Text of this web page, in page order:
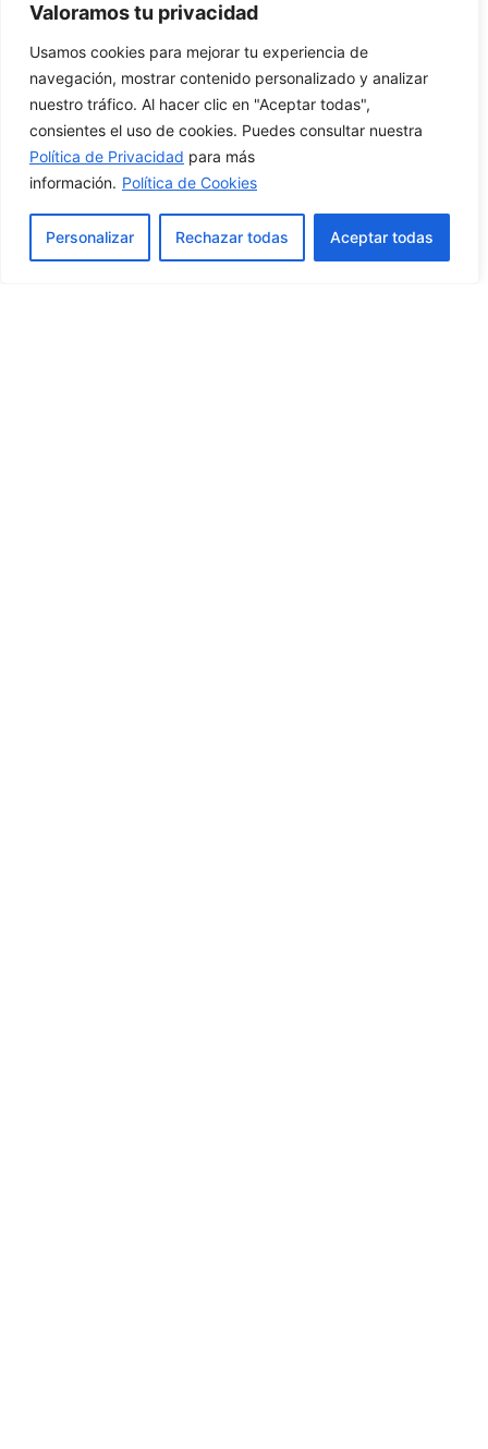
Valoramos tu privacidad
Usamos cookies para mejorar tu experiencia de
navegación, mostrar contenido personalizado y analizar
nuestro tráfico. Al hacer clic en "Aceptar todas",
consientes el uso de cookies. Puedes consultar nuestra
Política de Privacidad para más
información. Política de Cookies
Personalizar Rechazar todas Aceptar todas